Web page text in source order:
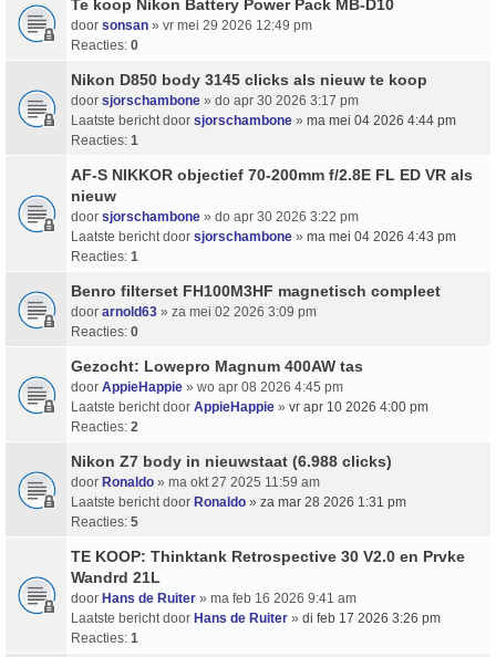
Te koop Nikon Battery Power Pack MB-D10
door sonsan » vr mei 29 2026 12:49 pm
Reacties: 0
Nikon D850 body 3145 clicks als nieuw te koop
door sjorschambone » do apr 30 2026 3:17 pm
Laatste bericht door sjorschambone » ma mei 04 2026 4:44 pm
Reacties: 1
AF-S NIKKOR objectief 70-200mm f/2.8E FL ED VR als
nieuw
door sjorschambone » do apr 30 2026 3:22 pm
Laatste bericht door sjorschambone » ma mei 04 2026 4:43 pm
Reacties: 1
Benro filterset FH100M3HF magnetisch compleet
door arnold63 » za mei 02 2026 3:09 pm
Reacties: 0
Gezocht: Lowepro Magnum 400AW tas
door AppieHappie » wo apr 08 2026 4:45 pm
Laatste bericht door AppieHappie » vr apr 10 2026 4:00 pm
Reacties: 2
Nikon Z7 body in nieuwstaat (6.988 clicks)
door Ronaldo » ma okt 27 2025 11:59 am
Laatste bericht door Ronaldo » za mar 28 2026 1:31 pm
Reacties: 5
TE KOOP: Thinktank Retrospective 30 V2.0 en Prvke
Wandrd 21L
door Hans de Ruiter » ma feb 16 2026 9:41 am
Laatste bericht door Hans de Ruiter » di feb 17 2026 3:26 pm
Reacties: 1